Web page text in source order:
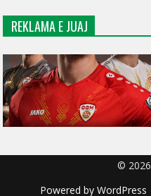
REKLAMA E JUAJ
© 2026
Powered by WordPress